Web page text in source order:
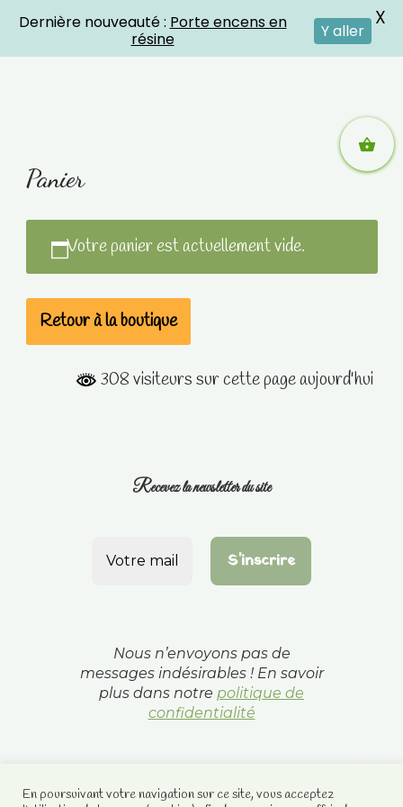
au
contenu
Panier
Votre panier est actuellement vide.
Retour à la boutique
308 visiteurs sur cette page aujourd'hui
Recevez la newsletter du site
Nous n’envoyons pas de
messages indésirables ! En savoir
plus dans notre politique de
confidentialité
En poursuivant votre navigation sur ce site, vous acceptez
Dernière nouveauté : Porte encens en
résine
Y aller
X
Crystal Energies